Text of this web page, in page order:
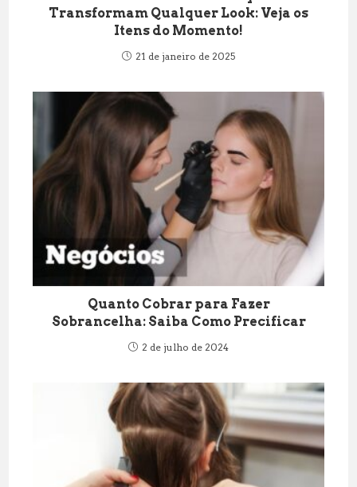
Transformam Qualquer Look: Veja os
Itens do Momento!
21 de janeiro de 2025
Quanto Cobrar para Fazer
Sobrancelha: Saiba Como Precificar
2 de julho de 2024